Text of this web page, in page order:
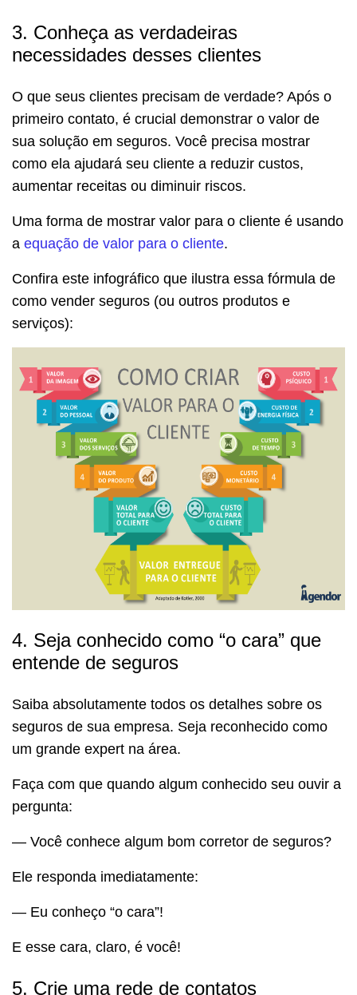
3. Conheça as verdadeiras
necessidades desses clientes
O que seus clientes precisam de verdade? Após o
primeiro contato, é crucial demonstrar o valor de
sua solução em seguros. Você precisa mostrar
como ela ajudará seu cliente a reduzir custos,
aumentar receitas ou diminuir riscos.
Uma forma de mostrar valor para o cliente é usando
a equação de valor para o cliente.
Confira este infográfico que ilustra essa fórmula de
como vender seguros (ou outros produtos e
serviços):
4. Seja conhecido como “o cara” que
entende de seguros
Saiba absolutamente todos os detalhes sobre os
seguros de sua empresa. Seja reconhecido como
um grande expert na área.
Faça com que quando algum conhecido seu ouvir a
pergunta:
— Você conhece algum bom corretor de seguros?
Ele responda imediatamente:
— Eu conheço “o cara”!
E esse cara, claro, é você!
5. Crie uma rede de contatos